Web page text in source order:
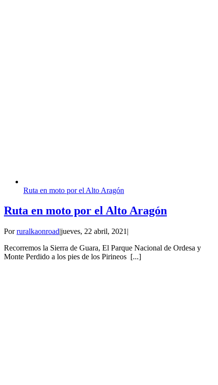
Ruta en moto por el Alto Aragón
Ruta en moto por el Alto Aragón
Porruralkaonroad|jueves, 22 abril, 2021 |
Recorremos la Sierra de Guara, El Parque Nacional de Ordesa y
Monte Perdido a los pies de los Pirineos [...]